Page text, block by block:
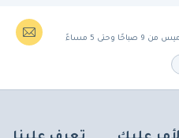
وحتى 5 مساءً